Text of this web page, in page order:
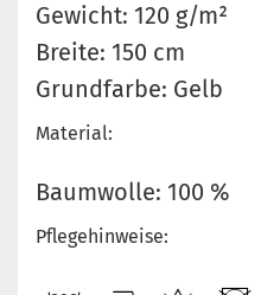
Gewicht: 120 g/m²
Breite: 150 cm
Grundfarbe: Gelb
Material:
Baumwolle: 100 %
Pflegehinweise: